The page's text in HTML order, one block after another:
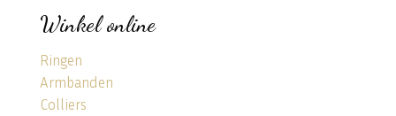
Winkel online
Ringen
Armbanden
Colliers